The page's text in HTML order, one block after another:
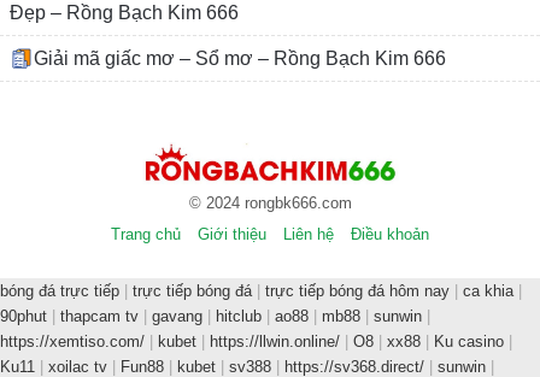
Đẹp – Rồng Bạch Kim 666
Giải mã giấc mơ – Sổ mơ – Rồng Bạch Kim 666
© 2024 rongbk666.com
Trang chủ
Giới thiệu Liên hệ Điều khoản
bóng đá trực tiếp | trực tiếp bóng đá | trực tiếp bóng đá hôm nay | ca khia |
90phut | thapcam tv | gavang | hitclub | ao88 | mb88 | sunwin |
https://xemtiso.com/ | kubet | https://llwin.online/ | O8 | xx88 | Ku casino |
Ku11 | xoilac tv | Fun88 | kubet | sv388 | https://sv368.direct/ | sunwin |